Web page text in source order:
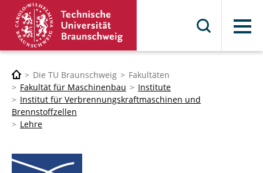
Menü
Die TU Braunschweig
Fakultäten
Fakultät für Maschinenbau
Institute
Institut für Verbrennungskraftmaschinen und
Brennstoffzellen
Lehre